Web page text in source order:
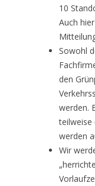
10
Auch
Sowohl
den
werden.
teilweise
werden
Wir